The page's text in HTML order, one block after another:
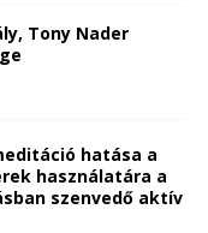
Tony Nader
hatása a
használatára a
szenvedő aktív